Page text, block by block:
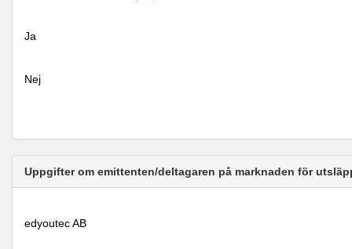
Ja
Nej
Uppgifter om emittenten/deltagaren på marknaden för
edyoutec AB